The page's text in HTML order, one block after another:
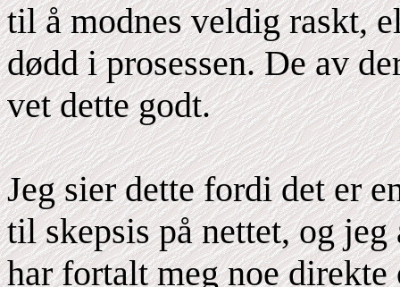
til å modnes veldig raskt,
dødd i prosessen. De av
vet dette godt.
Jeg sier dette fordi det er
til skepsis på nettet, og
har fortalt meg noe direkte